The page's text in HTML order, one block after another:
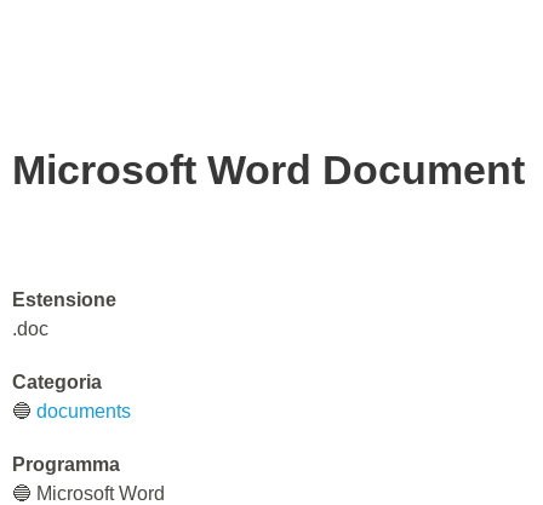
Microsoft Word Document
Estensione
.doc
Categoria
🔵 documents
Programma
🔵 Microsoft Word